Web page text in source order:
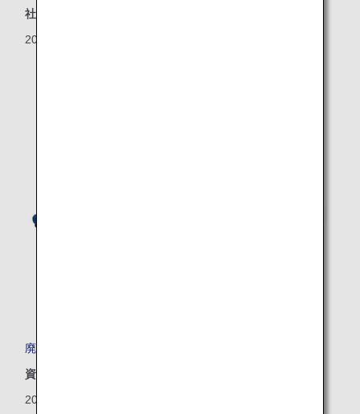
社会地域
2025/10/24
廃棄予定のシートカバーをアップサイクル！
資源
2025/10/10